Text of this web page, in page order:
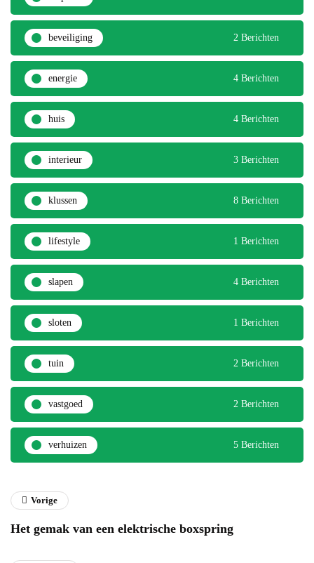
beveiliging 2 Berichten
energie 4 Berichten
huis 4 Berichten
interieur 3 Berichten
klussen 8 Berichten
lifestyle 1 Berichten
slapen 4 Berichten
sloten 1 Berichten
tuin 2 Berichten
vastgoed 2 Berichten
verhuizen 5 Berichten
Vorige
Het gemak van een elektrische boxspring